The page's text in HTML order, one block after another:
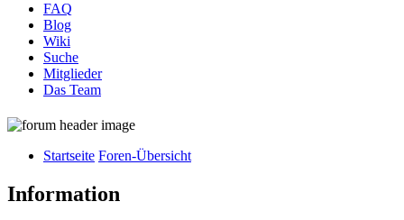
FAQ
Blog
Wiki
Suche
Mitglieder
Das Team
Startseite Foren-Übersicht
Information